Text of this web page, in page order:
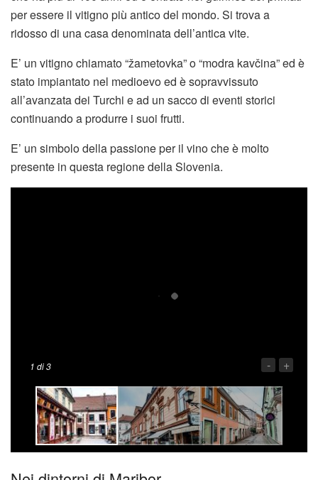
per essere il vitigno più antico del mondo. Si trova a
ridosso di una casa denominata dell’antica vite.
E’ un vitigno chiamato “žametovka” o “modra kavčina” ed è
stato impiantato nel medioevo ed è sopravvissuto
all’avanzata dei Turchi e ad un sacco di eventi storici
continuando a produrre i suoi frutti.
E’ un simbolo della passione per il vino che è molto
presente in questa regione della Slovenia.
1 di 3 - +